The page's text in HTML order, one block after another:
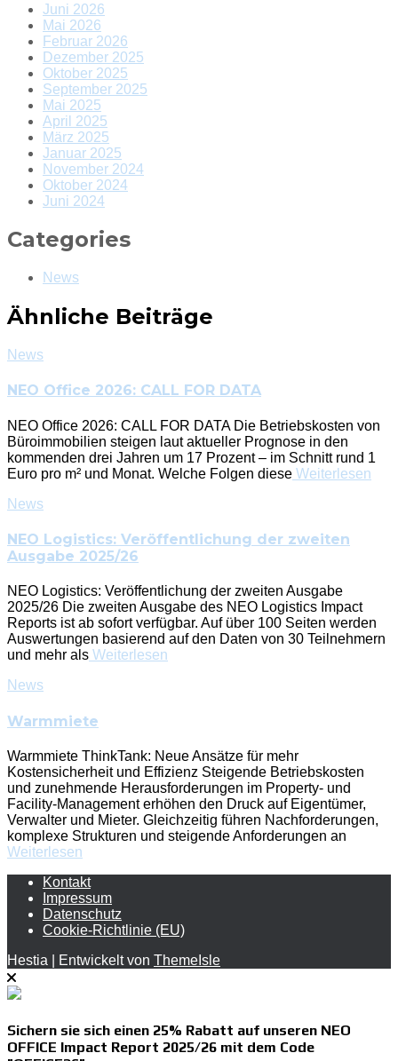
Juni 2026
Mai 2026
Februar 2026
Dezember 2025
Oktober 2025
September 2025
Mai 2025
April 2025
März 2025
Januar 2025
November 2024
Oktober 2024
Juni 2024
Categories
News
Ähnliche Beiträge
News
NEO Office 2026: CALL FOR DATA
NEO Office 2026: CALL FOR DATA Die Betriebskosten von
Büroimmobilien steigen laut aktueller Prognose in den
kommenden drei Jahren um 17 Prozent – im Schnitt rund 1
Euro pro m² und Monat. Welche Folgen diese Weiterlesen
News
NEO Logistics: Veröffentlichung der zweiten
Ausgabe 2025/26
NEO Logistics: Veröffentlichung der zweiten Ausgabe
2025/26 Die zweiten Ausgabe des NEO Logistics Impact
Reports ist ab sofort verfügbar. Auf über 100 Seiten werden
Auswertungen basierend auf den Daten von 30 Teilnehmern
und mehr als Weiterlesen
News
Warmmiete
Warmmiete ThinkTank: Neue Ansätze für mehr
Kostensicherheit und Effizienz Steigende Betriebskosten
und zunehmende Herausforderungen im Property- und
Facility-Management erhöhen den Druck auf Eigentümer,
Verwalter und Mieter. Gleichzeitig führen Nachforderungen,
komplexe Strukturen und steigende Anforderungen an
Weiterlesen
Kontakt
Impressum
Datenschutz
Cookie-Richtlinie (EU)
Hestia | Entwickelt von ThemeIsle
Sichern sie sich einen 25% Rabatt auf unseren NEO
OFFICE Impact Report 2025/26 mit dem Code